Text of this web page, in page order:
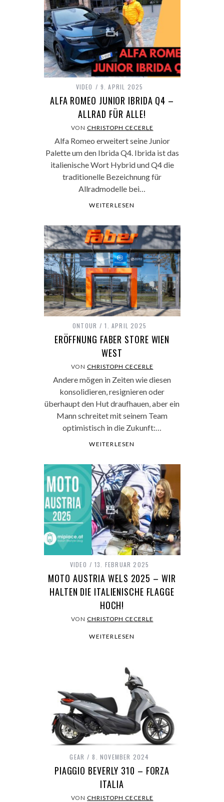
VIDEO 9. APRIL 2025
ALFA ROMEO JUNIOR IBRIDA Q4 –
ALLRAD FÜR ALLE!
VONCHRISTOPH CECERLE
Alfa Romeo erweitert seine Junior
Palette um den Ibrida Q4. Ibrida ist das
italienische Wort Hybrid und Q4 die
traditionelle Bezeichnung für
Allradmodelle bei…
WEITERLESEN
ONTOUR 1. APRIL 2025
ERÖFFNUNG FABER STORE WIEN
WEST
VONCHRISTOPH CECERLE
Andere mögen in Zeiten wie diesen
konsolidieren, resignieren oder
überhaupt den Hut draufhauen, aber ein
Mann schreitet mit seinem Team
optimistisch in die Zukunft:…
WEITERLESEN
VIDEO 13. FEBRUAR 2025
MOTO AUSTRIA WELS 2025 – WIR
HALTEN DIE ITALIENISCHE FLAGGE
HOCH!
VONCHRISTOPH CECERLE
WEITERLESEN
GEAR 8. NOVEMBER 2024
PIAGGIO BEVERLY 310 – FORZA
ITALIA
VONCHRISTOPH CECERLE